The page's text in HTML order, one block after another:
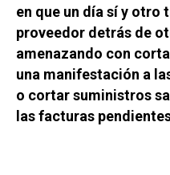
en que un día sí y otro
proveedor detrás de
amenazando con
una manifestación a
o cortar suministros
las facturas